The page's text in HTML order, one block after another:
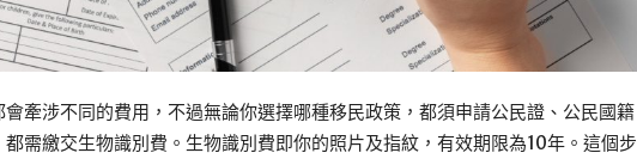
牽涉不同的費用，不過無論你選擇哪種移民政策，都須申請公民證、公民國籍
需繳交生物識別費。生物識別費即你的照片及指紋，有效期限為10年。這個步